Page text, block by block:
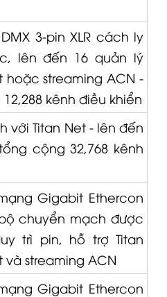
3-pinXLR cách ly
lên đến 16 quản lý
hoặc streaming ACN -
kênh điều khiển
với Titan Net - lên đến
cộng 32,768 kênh
Gigabit Ethercon
chuyển mạch được
trì pin, hỗ trợ Titan
và streaming ACN
Gigabit Ethercon